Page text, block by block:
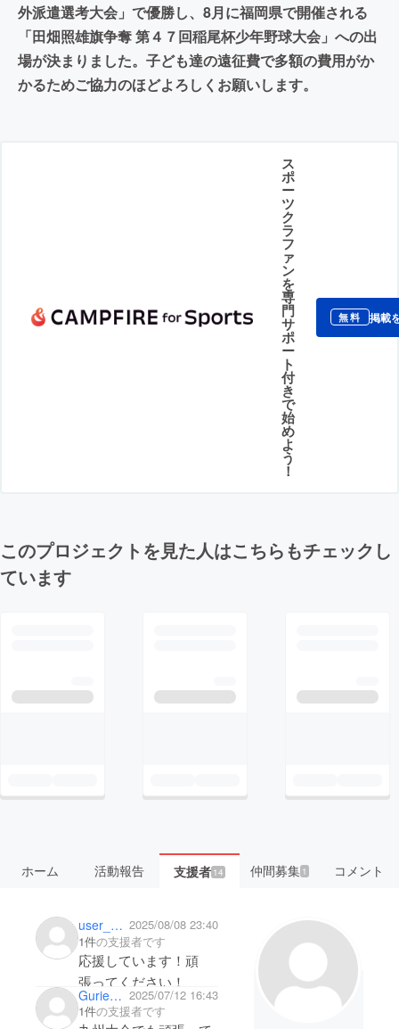
外派遣選考大会」で優勝し、8月に福岡県で開催される
「田畑照雄旗争奪 第４７回稲尾杯少年野球大会」への出
場が決まりました。子ども達の遠征費で多額の費用がか
かるためご協力のほどよろしくお願いします。
ス
ポ
ー
ツ
ク
ラ
フ
ァ
ン
を
専
門
サ
ポ
ー
ト
付
き
で
始
め
よ
う
！
無料 掲載
このプロジェクトを見た人はこちらもチェックし
ています
ホーム 活動報告 支援者 14 仲間募集 1 コメント
user_01dfd7071764 2025/08/08 23:40
1件の支援者です
応援しています！頑
張ってください！
Guriemon0215 2025/07/12 16:43
1件の支援者です